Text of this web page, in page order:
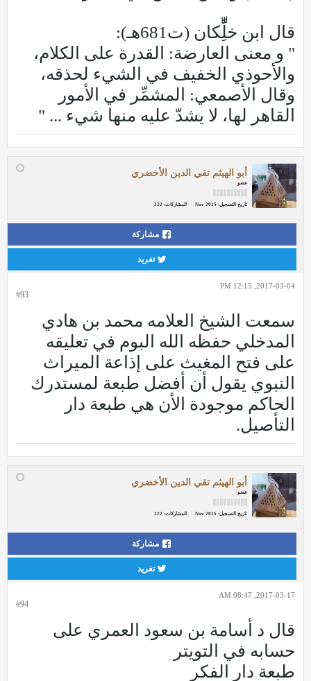
قال ابن خلِِّّكان (ت681هـ):
" و معنى العارضة: القدرة على الكلام،
والأحوذي الخفيف في الشيء لحذقه،
وقال الأصمعي: المشمِّر في الأمور
القاهر لها، لا يشدّ عليه منها شيء ... "
أبو الهيثم تقي الدين الأخضري
عضو
تاريخ التسجيل: Nov 2015 المشاركات: 222
مشاركة
تغريد
#93
2017-03-04, 12:15 PM
سمعت الشيخ العلامه محمد بن هادي
المدخلي حفظه الله البوم في تعليقه
على فتح المغيث على إذاعة الميراث
النبوي يقول أن أفضل طبعة لمستدرك
الحاكم موجودة الأن هي طبعة دار
التأصيل.
أبو الهيثم تقي الدين الأخضري
عضو
تاريخ التسجيل: Nov 2015 المشاركات: 222
مشاركة
تغريد
#94
2017-03-17, 08:47 AM
قال د أسامة بن سعود العمري على
حسابه في التويتر
طبعة دار الفكر